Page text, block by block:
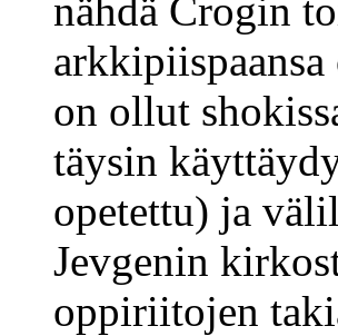
nähdä Crogin
on ollut
täysin
opetettu) ja
Jevgenin
oppiriitojen